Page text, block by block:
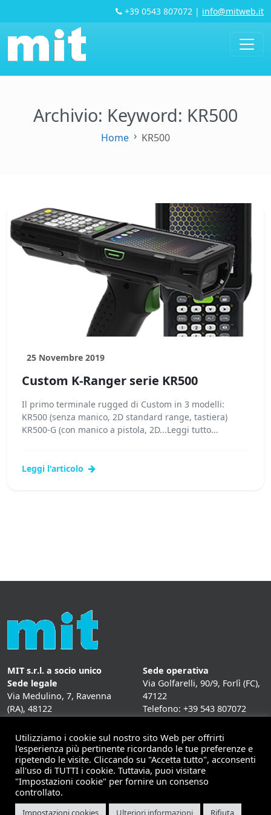
+39 0543 807072 | info@mitweb.it
Archivio: Keyword: KR500
Home KR500
25 Novembre 2019
Custom K-Ranger serie KR500
Il primo terminale rugged di Custom in 3 modelli:
KR500 (senza manico, 2D standard range, tastiera)
KR500-G (con manico a pistola, 2D...Leggi tutto...
Leggi l'articolo
MIT s.r.l. a socio unico
Sede legale
Via Medulino, 7, Ravenna
(RA), 48122
Sede operativa
Via Golfarelli, 90/9, Forlì (FC),
47122
Telefono: +39 543 807072
Mail: info@mitweb.it
INFORMATIVE
Privacy Policy
Cookie Policy
Utilizziamo i cookie sul nostro sito Web per offrirti
l'esperienza più pertinente ricordando le tue preferenze e
ripetendo le visite. Cliccando su "Accetta tutto", acconsenti
all'uso di TUTTI i cookie. Tuttavia, puoi visitare
"Impostazioni cookie" per fornire un consenso
controllato.
Impostazioni cookies Ulteriori informazioni Rifiuta